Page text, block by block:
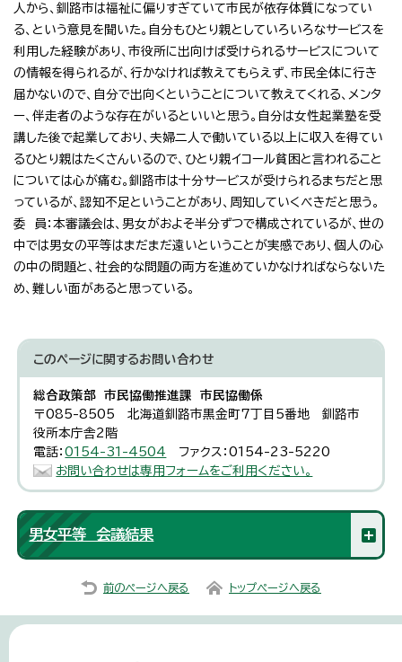
人から、釧路市は福祉に偏りすぎていて市民が依存体質になってい
る、という意見を聞いた。自分もひとり親としていろいろなサービスを
利用した経験があり、市役所に出向けば受けられるサービスについて
の情報を得られるが、行かなければ教えてもらえず、市民全体に行き
届かないので、自分で出向くということについて教えてくれる、メンタ
ー、伴走者のような存在がいるといいと思う。自分は女性起業塾を受
講した後で起業しており、夫婦二人で働いている以上に収入を得てい
るひとり親はたくさんいるので、ひとり親イコール貧困と言われること
については心が痛む。釧路市は十分サービスが受けられるまちだと思
っているが、認知不足ということがあり、周知していくべきだと思う。
委 員：本審議会は、男女がおよそ半分ずつで構成されているが、世の
中では男女の平等はまだまだ遠いということが実感であり、個人の心
の中の問題と、社会的な問題の両方を進めていかなければならないた
め、難しい面があると思っている。
このページに関するお問い合わせ
総合政策部 市民協働推進課 市民協働係
〒085-8505 北海道釧路市黒金町7丁目5番地 釧路市
役所本庁舎2階
電話：0154-31-4504
ファクス：0154-23-5220
お問い合わせは専用フォームをご利用ください。
男女平等 会議結果
前のページへ戻る トップページへ戻る